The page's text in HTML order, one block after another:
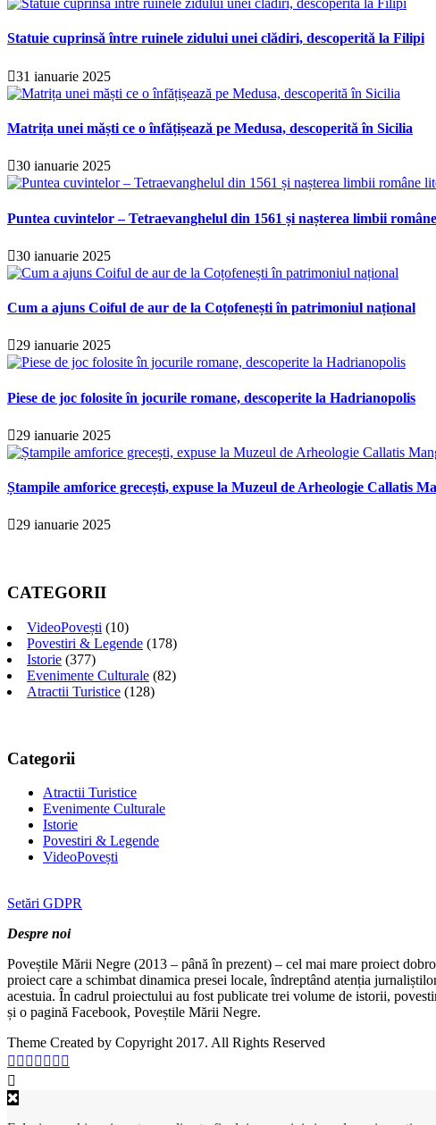
Statuie cuprinsă între ruinele zidului unei clădiri, descoperită la Filipi
31 ianuarie 2025
Matrița unei măști ce o înfățișează pe Medusa, descoperită în Sicilia
30 ianuarie 2025
Puntea cuvintelor – Tetraevanghelul din 1561 și nașterea limbii
30 ianuarie 2025
Cum a ajuns Coiful de aur de la Coțofenești în patrimoniul național
29 ianuarie 2025
Piese de joc folosite în jocurile romane, descoperite la Hadrianopolis
29 ianuarie 2025
Ștampile amforice grecești, expuse la Muzeul de Arheologie Callatis
29 ianuarie 2025
CATEGORII
VideoPovești (10)
Povestiri & Legende (178)
Istorie (377)
Evenimente Culturale (82)
Atractii Turistice (128)
Categorii
Atractii Turistice
Evenimente Culturale
Istorie
Povestiri & Legende
VideoPovești
Setări GDPR
Despre noi
Poveștile Mării Negre (2013 – până în prezent) – cel mai mare proiect
proiect care a schimbat dinamica presei locale, îndreptând atenția
acestuia. În cadrul proiectului au fost publicate trei volume de istorii,
și o pagină Facebook, Poveștile Mării Negre.
Theme Created by Copyright 2017. All Rights Reserved